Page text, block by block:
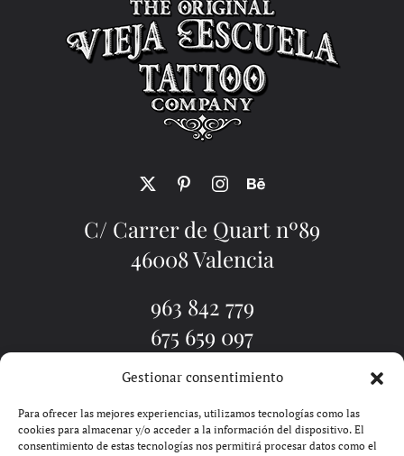
Gestionar consentimiento
Para ofrecer las mejores experiencias, utilizamos tecnologías como las
cookies para almacenar y/o acceder a la información del dispositivo. El
consentimiento de estas tecnologías nos permitirá procesar datos como el
C/ Carrer de Quart nº89
46008 Valencia
963 842 779
675 659 097
TATUADORES
TATUAJE VALENCIA